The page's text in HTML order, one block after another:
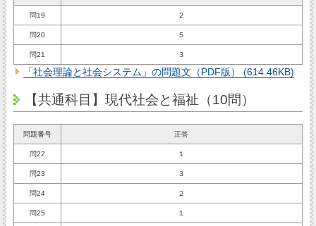
問19 ２
問20 ５
問21 ３
「社会理論と社会システム」の問題文（PDF版） (614.46KB)
【共通科目】現代社会と福祉（10問）
問題番号 正答
問22 １
問23 ３
問24 ２
問25 １